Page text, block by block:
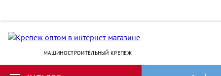
МАШИНОСТРОИТЕЛЬНЫЙ КРЕПЕЖ